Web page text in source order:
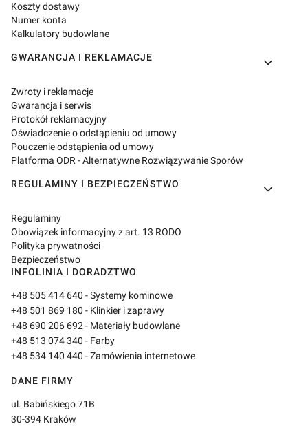
Koszty dostawy
Numer konta
Kalkulatory budowlane
GWARANCJA I REKLAMACJE
Zwroty i reklamacje
Gwarancja i serwis
Protokół reklamacyjny
Oświadczenie o odstąpieniu od umowy
Pouczenie odstąpienia od umowy
Platforma ODR - Alternatywne Rozwiązywanie Sporów
REGULAMINY I BEZPIECZEŃSTWO
Regulaminy
Obowiązek informacyjny z art. 13 RODO
Polityka prywatności
Bezpieczeństwo
INFOLINIA I DORADZTWO
+48 505 414 640 - Systemy kominowe
+48 501 869 180 - Klinkier i zaprawy
+48 690 206 692 - Materiały budowlane
+48 513 074 340 - Farby
+48 534 140 440 - Zamówienia internetowe
DANE FIRMY
ul. Babińskiego 71B
30-394 Kraków